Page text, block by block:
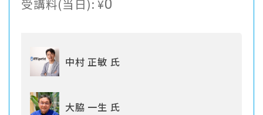
受講料(当日):¥0
中村 正敏 氏
大脇 一生 氏